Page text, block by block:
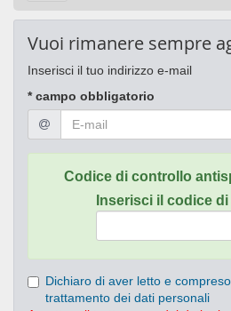
Vuoi rimanere sempre
Inserisci il tuo indirizzo e-mail
* campo obbligatorio
Codice di controllo
Inserisci il codice
Dichiaro di aver letto e
trattamento dei dati personali